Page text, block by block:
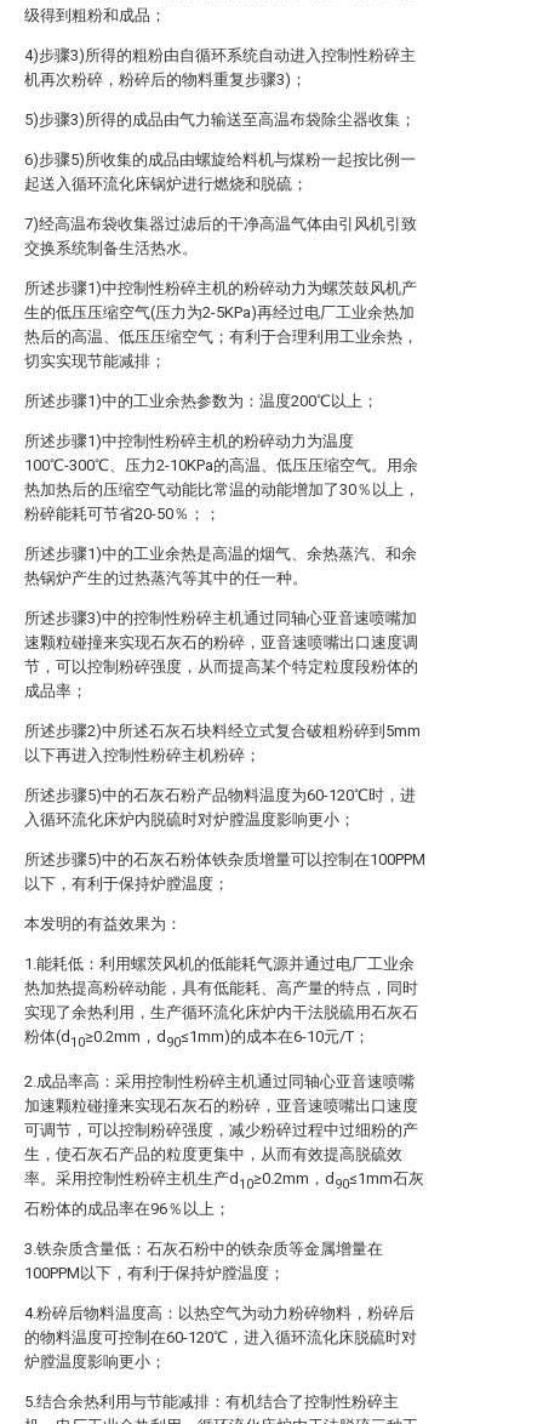
级得到粗粉和成品；
4)步骤3)所得的粗粉由自循环系统自动进入控制性粉碎主
机再次粉碎，粉碎后的物料重复步骤3)；
5)步骤3)所得的成品由气力输送至高温布袋除尘器收集；
6)步骤5)所收集的成品由螺旋给料机与煤粉一起按比例一
起送入循环流化床锅炉进行燃烧和脱硫；
7)经高温布袋收集器过滤后的干净高温气体由引风机引致
交换系统制备生活热水。
所述步骤1)中控制性粉碎主机的粉碎动力为螺茨鼓风机产
生的低压压缩空气(压力为2-5KPa)再经过电厂工业余热加
热后的高温、低压压缩空气；有利于合理利用工业余热，
切实实现节能减排；
所述步骤1)中的工业余热参数为：温度200℃以上；
所述步骤1)中控制性粉碎主机的粉碎动力为温度
100℃-300℃、压力2-10KPa的高温、低压压缩空气。用余
热加热后的压缩空气动能比常温的动能增加了30％以上，
粉碎能耗可节省20-50％；；
所述步骤1)中的工业余热是高温的烟气、余热蒸汽、和余
热锅炉产生的过热蒸汽等其中的任一种。
所述步骤3)中的控制性粉碎主机通过同轴心亚音速喷嘴加
速颗粒碰撞来实现石灰石的粉碎，亚音速喷嘴出口速度调
节，可以控制粉碎强度，从而提高某个特定粒度段粉体的
成品率；
所述步骤2)中所述石灰石块料经立式复合破粗粉碎到5mm
以下再进入控制性粉碎主机粉碎；
所述步骤5)中的石灰石粉产品物料温度为60-120℃时，进
入循环流化床炉内脱硫时对炉膛温度影响更小；
所述步骤5)中的石灰石粉体铁杂质增量可以控制在100PPM
以下，有利于保持炉膛温度；
本发明的有益效果为：
1.能耗低：利用螺茨风机的低能耗气源并通过电厂工业余
热加热提高粉碎动能，具有低能耗、高产量的特点，同时
实现了余热利用，生产循环流化床炉内干法脱硫用石灰石
粉体(d 10≥0.2mm，d 90≤1mm)的成本在6-10元/T；
2.成品率高：采用控制性粉碎主机通过同轴心亚音速喷嘴
加速颗粒碰撞来实现石灰石的粉碎，亚音速喷嘴出口速度
可调节，可以控制粉碎强度，减少粉碎过程中过细粉的产
生，使石灰石产品的粒度更集中，从而有效提高脱硫效
率。采用控制性粉碎主机生产d 10≥0.2mm，d 90≤1mm石灰
石粉体的成品率在96％以上；
3.铁杂质含量低：石灰石粉中的铁杂质等金属增量在
100PPM以下，有利于保持炉膛温度；
4.粉碎后物料温度高：以热空气为动力粉碎物料，粉碎后
的物料温度可控制在60-120℃，进入循环流化床脱硫时对
炉膛温度影响更小；
5.结合余热利用与节能减排：有机结合了控制性粉碎主